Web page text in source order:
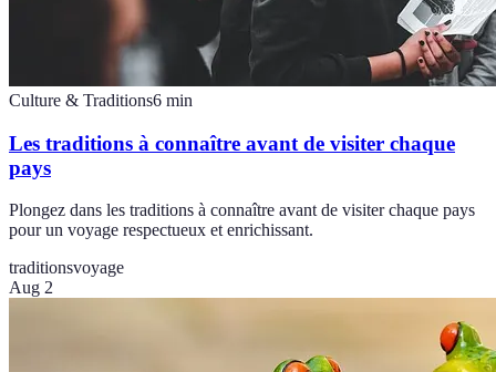
Culture & Traditions6 min
Les traditions à connaître avant de visiter chaque
pays
Plongez dans les traditions à connaître avant de visiter chaque pays
pour un voyage respectueux et enrichissant.
traditionsvoyage
Aug 2